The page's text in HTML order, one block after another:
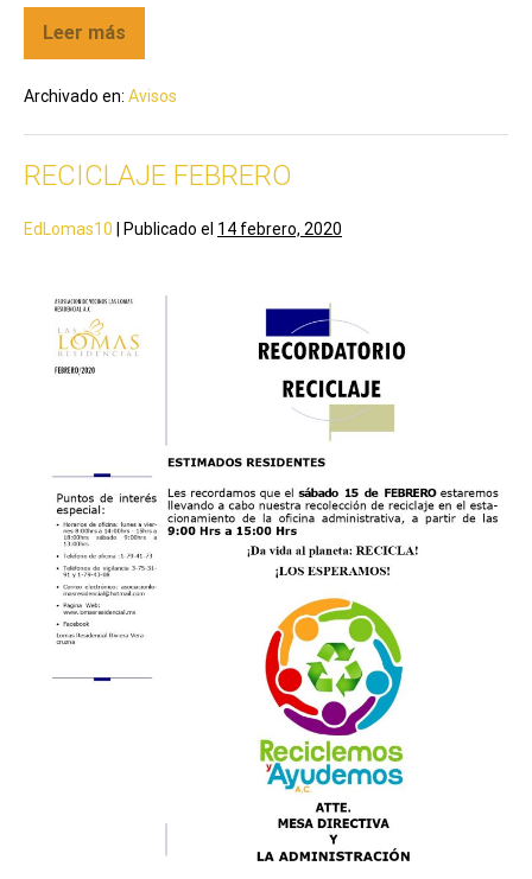
Leer más
Archivado en: Avisos
RECICLAJE FEBRERO
EdLomas10 Publicado el 14 febrero, 2020